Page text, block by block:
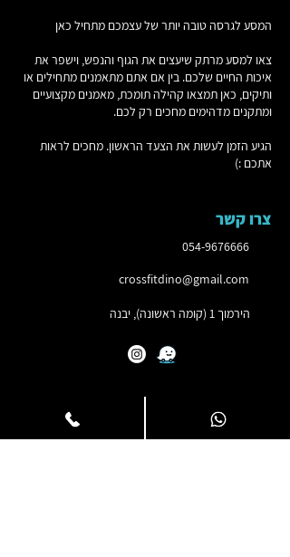
המסע לגרסה טובה יותר של עצמכם מתחיל כאן
צאו למסע מרתק שיעצים את הגוף והנפש, וישפר את
איכות החיים שלכם. בין אם אתם מתאמנים מתחילים או
ותיקים, כאן תמצאו קהילה תומכת, מאמנים מקצועיים
ומתקנים מדהימים מחכים רק לכם.
הגיע הזמן לעשות את הצעד הראשון. מחכים לראות
אתכם :)
צרו קשר
054-9676666
crossfitdino@gmail.com
הירמוך 1 (קומה ראשונה), יבנה